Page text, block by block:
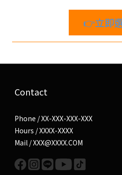
👉立即
Contact
Phone / XX-XXX-XXX-XXX
Hours / XXXX-XXXX
Mail / XXX@XXXX.COM